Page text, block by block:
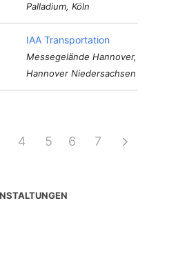
Palladium, Köln
IAA Transportation
Messegelände Hannover,
Hannover Niedersachsen
4 5 6 7